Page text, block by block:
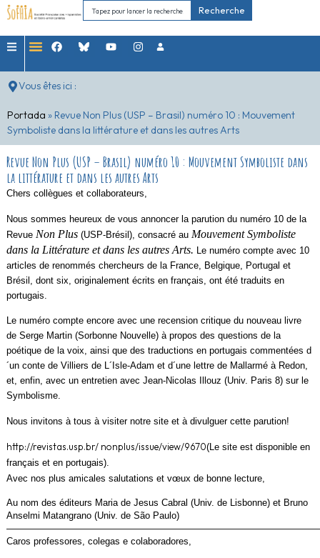
Recherche
Vous êtes ici :
Portada » Revue Non Plus (USP – Brasil) numéro 10 : Mouvement
Symboliste dans la littérature et dans les autres Arts
Revue Non Plus (USP – Brasil) numéro 10 : Mouvement Symboliste dans
la littérature et dans les autres Arts
Chers collègues et collaborateurs,
Nous sommes heureux de vous annoncer la parution du numéro 10 de la
Revue Non Plus (USP-Brésil), consacré au Mouvement Symboliste
dans la Littérature et dans les autres Arts.
Le numéro compte avec 10
articles de renommés chercheurs de la France, Belgique, Portugal et
Brésil, dont six, originalement écrits en français, ont été traduits en
portugais.
Le numéro compte encore avec une recension critique du nouveau livre
de Serge Martin (Sorbonne Nouvelle) à propos des questions de la
poétique de la voix, ainsi que des traductions en portugais commentées d
´un conte de Villiers de L´Isle-Adam et d´une lettre de Mallarmé à Redon,
et, enfin, avec un entretien avec Jean-Nicolas Illouz (Univ. Paris 8) sur le
Symbolisme.
Nous invitons à tous à visiter notre site et à divulguer cette parution!
http://revistas.usp.br/ nonplus/issue/view/9670(Le site est disponible en
français et en portugais).
Avec nos plus amicales salutations et vœux de bonne lecture,
Au nom des éditeurs Maria de Jesus Cabral (Univ. de Lisbonne) et Bruno
Anselmi Matangrano (Univ. de São Paulo)
Caros professores, colegas e colaboradores,